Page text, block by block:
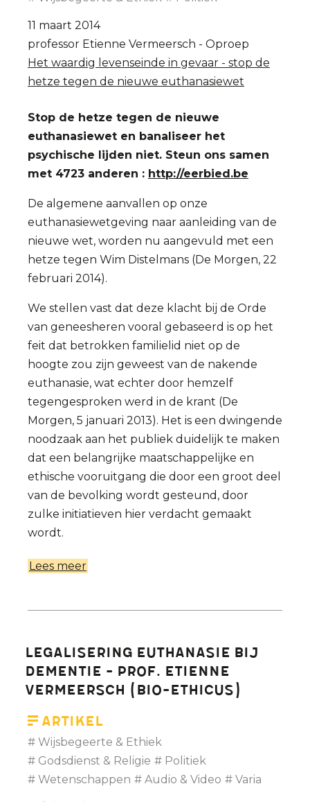
Lemmens
11 maart 2014
professor Etienne Vermeersch - Oproep
Het waardig levenseinde in gevaar - stop de
hetze tegen de nieuwe euthanasiewet
Stop de hetze tegen de nieuwe
euthanasiewet en banaliseer het
psychische lijden niet. Steun ons samen
met 4723 anderen : http://eerbied.be
De algemene aanvallen op onze
euthanasiewetgeving naar aanleiding van de
nieuwe wet, worden nu aangevuld met een
hetze tegen Wim Distelmans (De Morgen, 22
februari 2014).
We stellen vast dat deze klacht bij de Orde
van geneesheren vooral gebaseerd is op het
feit dat betrokken familielid niet op de
hoogte zou zijn geweest van de nakende
euthanasie, wat echter door hemzelf
tegengesproken werd in de krant (De
Morgen, 5 januari 2013). Het is een dwingende
noodzaak aan het publiek duidelijk te maken
dat een belangrijke maatschappelijke en
ethische vooruitgang die door een groot deel
van de bevolking wordt gesteund, door
zulke initiatieven hier verdacht gemaakt
wordt.
Lees meer
gevaar
-
stop
de
hetze
tegen
de
Legalisering euthanasie bij
dementie - Prof. Etienne
Vermeersch (bio-ethicus)
Artikel
Wijsbegeerte & Ethiek
Godsdienst & Religie
Politiek
Wetenschappen
Audio & Video Varia